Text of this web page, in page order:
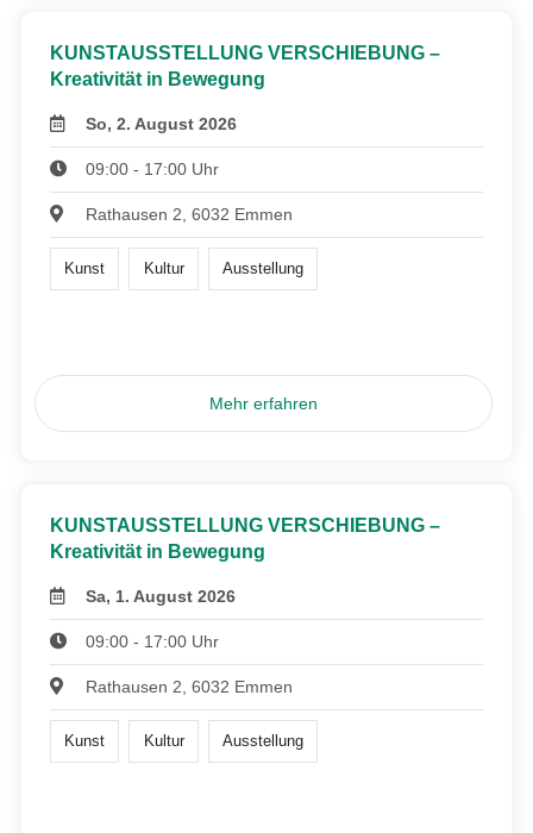
KUNSTAUSSTELLUNG VERSCHIEBUNG –
Kreativität in Bewegung
So, 2. August 2026
09:00 - 17:00 Uhr
Rathausen 2, 6032 Emmen
Kunst Kultur Ausstellung
Mehr erfahren
KUNSTAUSSTELLUNG VERSCHIEBUNG –
Kreativität in Bewegung
Sa, 1. August 2026
09:00 - 17:00 Uhr
Rathausen 2, 6032 Emmen
Kunst Kultur Ausstellung